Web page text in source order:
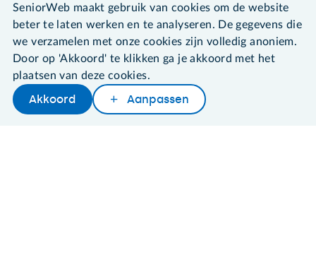
Later lezenDelenWoordenboek
030 - 276 99 65
leden@seniorweb.nl
©2026 SeniorWeb
SeniorWeb maakt gebruik van cookies om de website
beter te laten werken en te analyseren. De gegevens die
we verzamelen met onze cookies zijn volledig anoniem.
Door op 'Akkoord' te klikken ga je akkoord met het
plaatsen van deze cookies.
Akkoord Aanpassen